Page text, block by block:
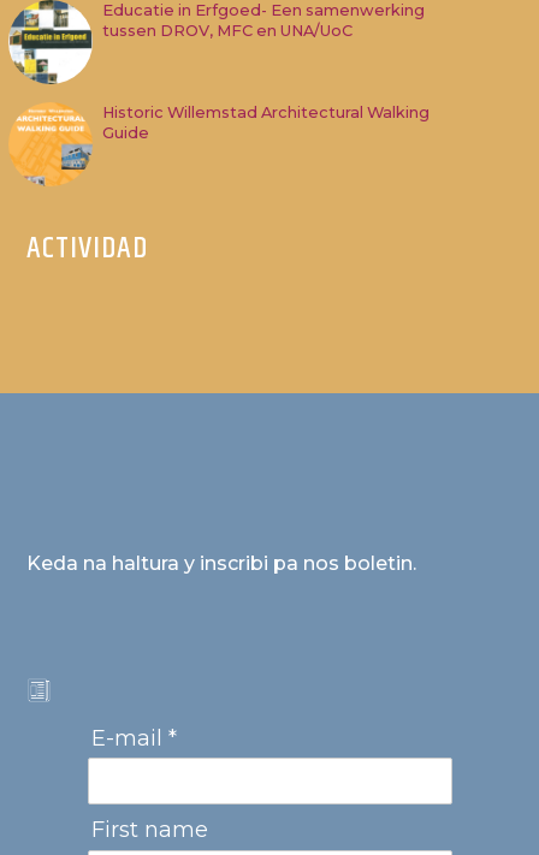
Educatie in Erfgoed- Een samenwerking
tussen DROV, MFC en UNA/UoC
Historic Willemstad Architectural Walking
Guide
ACTIVIDAD
Keda na haltura y inscribi pa nos boletin.
E-mail *
First name